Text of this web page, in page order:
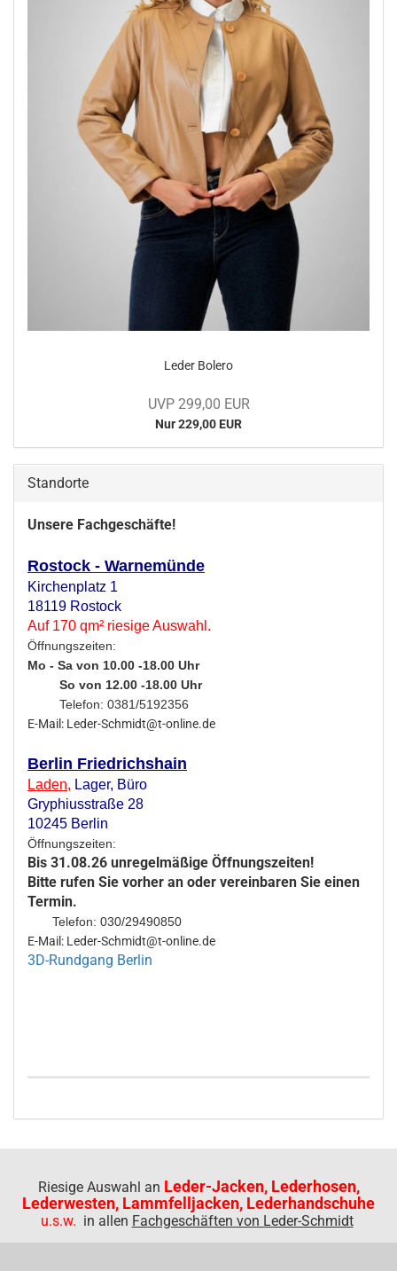
Leder Bo­le­ro
UVP 299,00 EUR
Nur 229,00 EUR
Standorte
Unsere Fachgeschäfte!
Rostock - Warnemünde
Kirchenplatz 1
18119 Rostock
Auf 170 qm² riesige Auswahl.
Öffnungszeiten:
Mo - Sa von 10.00 -18.00 Uhr
So von 12.00 -18.00 Uhr
Telefon: 0381/5192356
E-Mail: Leder-Schmidt@t-online.de
Berlin Friedrichshain
Laden, Lager, Büro
Gryphiusstraße 28
10245 Berlin
Öffnungszeiten:
Bis 31.08.26 unregelmäßige Öffnungszeiten!
Bitte rufen Sie vorher an oder vereinbaren Sie einen
Termin.
Telefon: 030/29490850
E-Mail: Leder-Schmidt@t-online.de
3D-Rundgang Berlin
Riesige Auswahl an Leder-Jacken, Lederhosen,
Lederwesten, Lammfelljacken, Lederhandschuhe
u.s.w. in allen Fachgeschäften von Leder-Schmidt